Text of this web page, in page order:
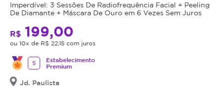
Imperdível: 3 Sessões De Radiofrequência Facial + Peeling
De Diamante + Máscara De Ouro em 6 Vezes Sem Juros
R$ 199,00
ou 10x de R$ 22,15 com juros
5
Estabelecimento
Premium
Jd. Paulista